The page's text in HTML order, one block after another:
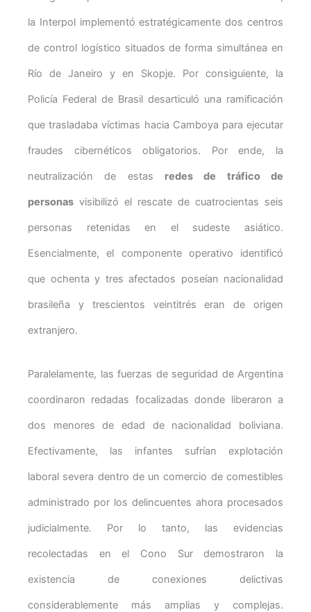
la Interpol implementó estratégicamente dos centros
de control logístico situados de forma simultánea en
Río de Janeiro y en Skopje. Por consiguiente, la
Policía Federal de Brasil desarticuló una ramificación
que trasladaba víctimas hacia Camboya para ejecutar
fraudes cibernéticos obligatorios. Por ende, la
neutralización de estas redes de tráfico de
personas visibilizó el rescate de cuatrocientas seis
personas retenidas en el sudeste asiático.
Esencialmente, el componente operativo identificó
que ochenta y tres afectados poseían nacionalidad
brasileña y trescientos veintitrés eran de origen
extranjero.
Paralelamente, las fuerzas de seguridad de Argentina
coordinaron redadas focalizadas donde liberaron a
dos menores de edad de nacionalidad boliviana.
Efectivamente, las infantes sufrían explotación
laboral severa dentro de un comercio de comestibles
administrado por los delincuentes ahora procesados
judicialmente. Por lo tanto, las evidencias
recolectadas en el Cono Sur demostraron la
existencia de conexiones delictivas
considerablemente más amplias y complejas.